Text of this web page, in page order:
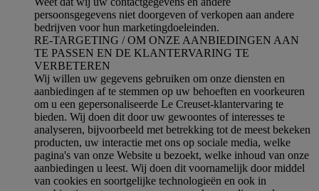
persoonsgegevens niet doorgeven of verkopen aan andere
bedrijven voor hun marketingdoeleinden.
RE-TARGETING / OM ONZE AANBIEDINGEN AAN
TE PASSEN EN DE KLANTERVARING TE
VERBETEREN
Wij willen uw gegevens gebruiken om onze diensten en
aanbiedingen af te stemmen op uw behoeften en voorkeuren
om u een gepersonaliseerde Le Creuset-klantervaring te
bieden. Wij doen dit door uw gewoontes of interesses te
analyseren, bijvoorbeeld met betrekking tot de meest bekeken
producten, uw interactie met ons op sociale media, welke
pagina's van onze Website u bezoekt, welke inhoud van onze
aanbiedingen u leest. Wij doen dit voornamelijk door middel
van cookies en soortgelijke technologieën en ook in